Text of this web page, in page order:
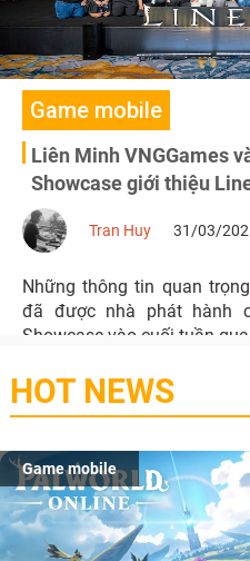
Game mobile
Liên Minh VNGGames
Showcase giới thiệu
Tran Huy 31/03/
Những thông tin quan
đã được nhà phát hành
Showcase vào cuối tuần qua.
HOT NEWS
Game mobile